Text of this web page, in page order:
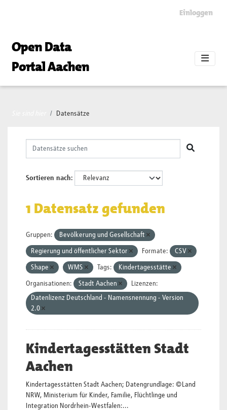
Einloggen
Open Data
Portal Aachen
Datensätze
Sortieren nach
1 Datensatz gefunden
Gruppen: Bevölkerung und Gesellschaft
Regierung und öffentlicher Sektor Formate: CSV
Shape WMS Tags: Kindertagesstätte
Organisationen: Stadt Aachen
Lizenzen:
Datenlizenz Deutschland - Namensnennung - Version
2.0
Kindertagesstätten Stadt
Aachen
Kindertagesstätten Stadt Aachen; Datengrundlage: ©Land
NRW, Ministerium für Kinder, Familie, Flüchtlinge und
Integration Nordrhein-Westfalen:...